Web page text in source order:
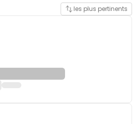
les plus pertinents